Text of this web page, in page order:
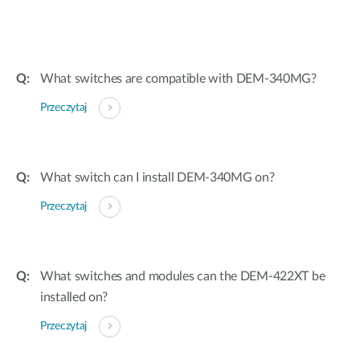
What switches are compatible with DEM-340MG?
Przeczytaj
What switch can I install DEM-340MG on?
Przeczytaj
What switches and modules can the DEM-422XT be
installed on?
Przeczytaj